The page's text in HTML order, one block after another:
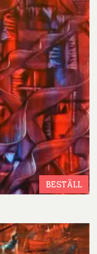
BESTÄLL